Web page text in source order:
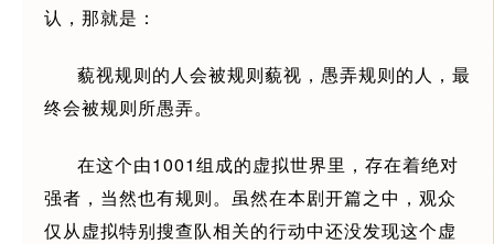
认，那就是：
藐视规则的人会被规则藐视，愚弄规则的人，最
终会被规则所愚弄。
在这个由1001组成的虚拟世界里，存在着绝对
强者，当然也有规则。虽然在本剧开篇之中，观众
仅从虚拟特别搜查队相关的行动中还没发现这个虚